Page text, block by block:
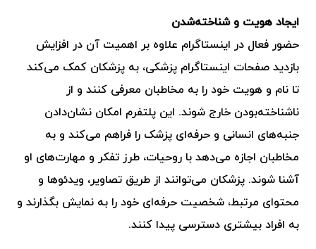
ایجاد هویت و شناخته‌شدن
حضور فعال در اینستاگرام علاوه بر اهمیت آن در افزایش
بازدید صفحات اینستاگرام پزشکی، به پزشکان کمک می‌کند
تا نام و هویت خود را به مخاطبان معرفی کنند و از
ناشناخته‌بودن خارج شوند. این پلتفرم امکان نشان‌دادن
جنبه‌های انسانی و حرفه‌ای پزشک را فراهم می‌کند و به
مخاطبان اجازه می‌دهد با روحیات، طرز تفکر و مهارت‌های او
آشنا شوند. پزشکان می‌توانند از طریق تصاویر، ویدئوها و
محتوای مرتبط، شخصیت حرفه‌ای خود را به نمایش بگذارند و
به افراد بیشتری دسترسی پیدا کنند.